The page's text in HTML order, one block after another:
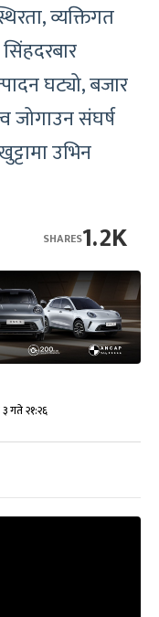
व्यक्तिगत
घट्यो, बजार
जोगाउन संघर्ष
उभिन
1.2K
SHARES
गते २१:२६